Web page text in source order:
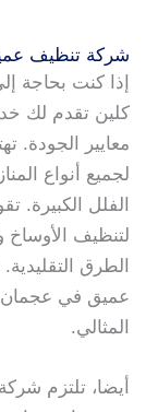
شركة تنظيف
إذا كنت بحاجة
كلين تقدم لك
معايير الجودة.
لجميع أنواع
الفلل الكبيرة.
لتنظيف الأوساخ
الطرق
عميق في
المثالي.
أيضا، تلتزم